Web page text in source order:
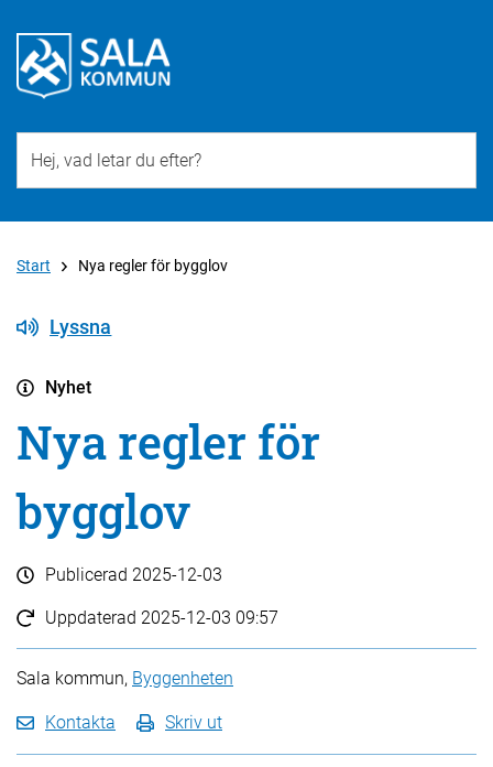
Start Nya regler för bygglov
Lyssna
Nyhet
Nya regler för
bygglov
Publicerad 2025-12-03
Uppdaterad 2025-12-03 09:57
Sala kommun, Byggenheten
Kontakta Skriv ut